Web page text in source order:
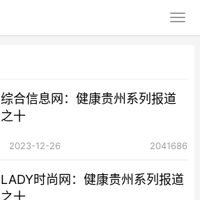
综合信息网：健康贵州系列报道
之十
2023-12-26 2041686
LADY时尚网：健康贵州系列报道
之十